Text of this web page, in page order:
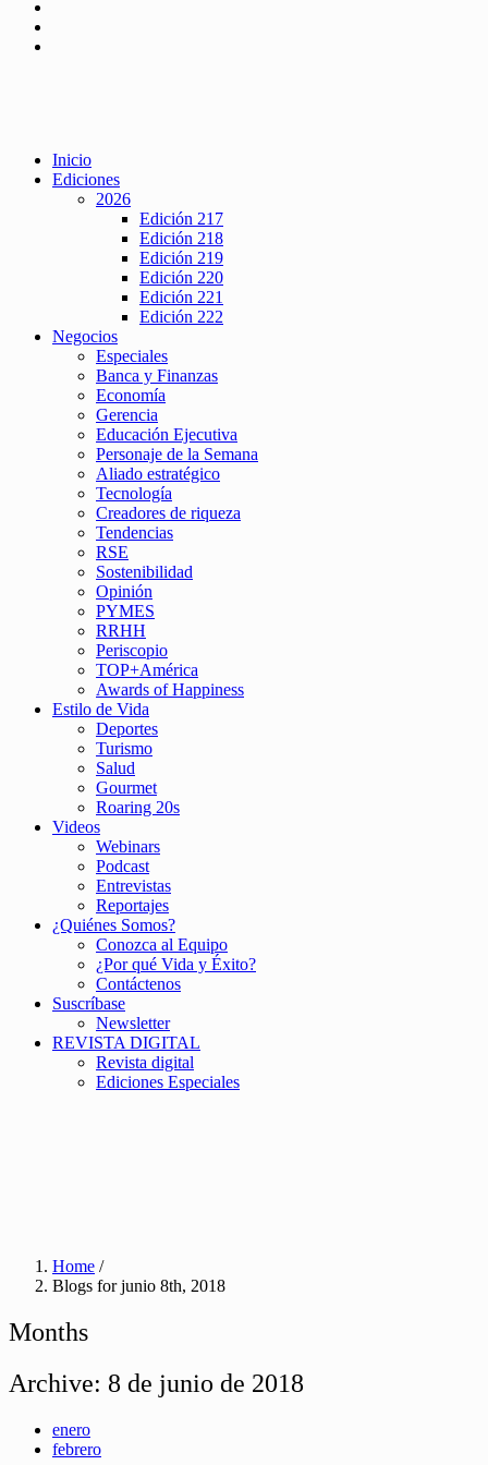
Inicio
Ediciones
2026
Edición 217
Edición 218
Edición 219
Edición 220
Edición 221
Edición 222
Negocios
Especiales
Banca y Finanzas
Economía
Gerencia
Educación Ejecutiva
Personaje de la Semana
Aliado estratégico
Tecnología
Creadores de riqueza
Tendencias
RSE
Sostenibilidad
Opinión
PYMES
RRHH
Periscopio
TOP+América
Awards of Happiness
Estilo de Vida
Deportes
Turismo
Salud
Gourmet
Roaring 20s
Videos
Webinars
Podcast
Entrevistas
Reportajes
¿Quiénes Somos?
Conozca al Equipo
¿Por qué Vida y Éxito?
Contáctenos
Suscríbase
Newsletter
REVISTA DIGITAL
Revista digital
Ediciones Especiales
Home /
Blogs for junio 8th, 2018
Months
Archive: 8 de junio de 2018
enero
febrero